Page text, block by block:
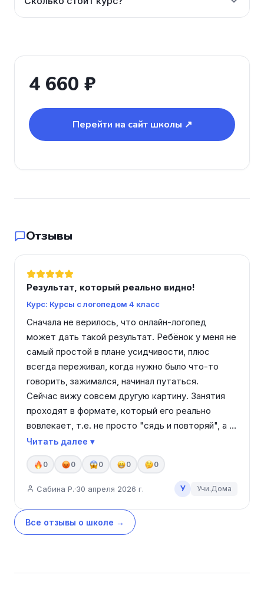
4 660 ₽
Перейти на сайт школы ↗
Отзывы
Результат, который реально видно!
Курс: Курсы с логопедом 4 класс
Сначала не верилось, что онлайн-логопед
может дать такой результат. Ребёнок у меня не
самый простой в плане усидчивости, плюс
всегда переживал, когда нужно было что-то
говорить, зажимался, начинал путаться.
Сейчас вижу совсем другую картину. Занятия
проходят в формате, который его реально
вовлекает, т.е. не просто "сядь и повторяй", а с
играми, какими-то заданиями, где он сам
включается. И, что для меня важно, специалист
каждый раз находит к нему подход, не давит, но
и не даёт расслабляться.
Самое заметное - он стал увереннее говорить.
Даже в обычной жизни это видно: меньше
стесняется, спокойнее общается, не избегает
"отработали звук".
Читать далее ▾
0 0 0 0 0
Сабина Р.·30 апреля 2026 г. У Учи.Дома
Все отзывы о школе →